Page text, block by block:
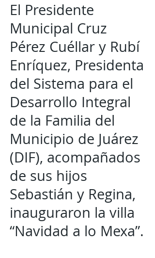
El Presidente
Municipal Cruz
Pérez Cuéllar y Rubí
Enríquez, Presidenta
del Sistema para el
Desarrollo Integral
de la Familia del
Municipio de Juárez
(DIF), acompañados
de sus hijos
Sebastián y Regina,
inauguraron la villa
“Navidad a lo Mexa”.